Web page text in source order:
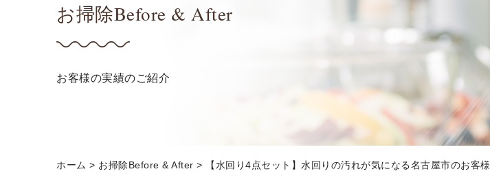
お掃除Before & After
お客様の実績のご紹介
ホーム > お掃除Before & After > 【水回り4点セット】水回りの汚れが気になる名古屋市のお客様